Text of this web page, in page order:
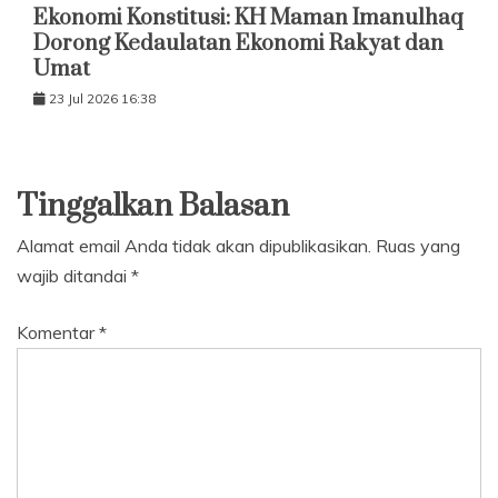
Ekonomi Konstitusi: KH Maman Imanulhaq
Dorong Kedaulatan Ekonomi Rakyat dan
Umat
23 Jul 2026 16:38
Tinggalkan Balasan
Alamat email Anda tidak akan dipublikasikan. Ruas yang
wajib ditandai *
Komentar*